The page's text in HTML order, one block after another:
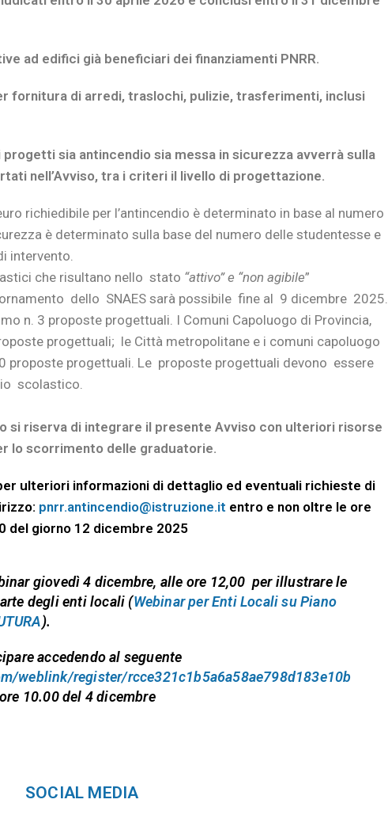
ad edifici già beneficiari dei finanziamenti PNRR.
fornitura di arredi, traslochi, pulizie, trasferimenti, inclusi
sia antincendio sia messa in sicurezza avverrà sulla
nell’Avviso, tra i criteri il livello di progettazione.
richiedibile per l’antincendio è determinato in base al numero
è determinato sulla base del numero delle studentesse e
intervento.
che risultano nello stato “attivo” e “non agibile”
dello SNAES sarà possibile fine al 9 dicembre 2025.
n. 3 proposte progettuali. I Comuni Capoluogo di Provincia,
progettuali; le Città metropolitane e i comuni capoluogo
proposte progettuali. Le proposte progettuali devono essere
scolastico.
si riserva di integrare il presente Avviso con ulteriori risorse
lo scorrimento delle graduatorie.
ulteriori informazioni di dettaglio ed eventuali richieste di
pnrr.antincendio@istruzione.it entro e non oltre le ore
del giorno 12 dicembre 2025
giovedì 4 dicembre, alle ore 12,00 per illustrare le
degli enti locali (Webinar per Enti Locali su Piano
).
accedendo al seguente
weblink/register/rcce321c1b5a6a58ae798d183e10b
10.00 del 4 dicembre
SOCIAL MEDIA